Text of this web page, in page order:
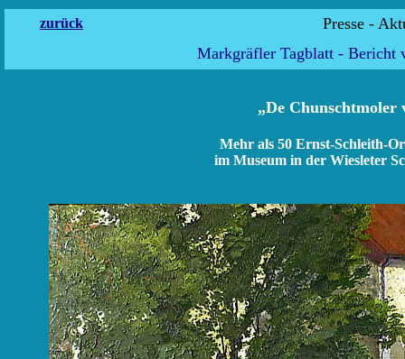
zurück
Markgräfler Tagblatt - Bericht
„De Chunschtmoler
Mehr als 50 Ernst-Schleith-
im Museum in der Wiesleter